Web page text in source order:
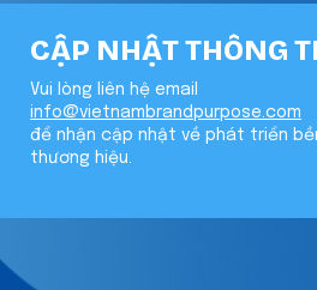
CẬP NHẬT THÔNG
Vui lòng liên hệ email
info@vietnambrandpurpose.com
để nhận cập nhật về phát triển
thương hiệu.